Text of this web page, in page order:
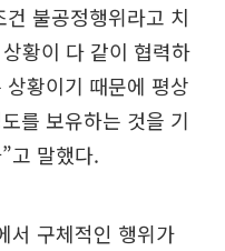
불공정행위라고 치
황이 다 같이 협력하
황이기 때문에 평상
를 보유하는 것을 기
고 말했다.
서 구체적인 행위가